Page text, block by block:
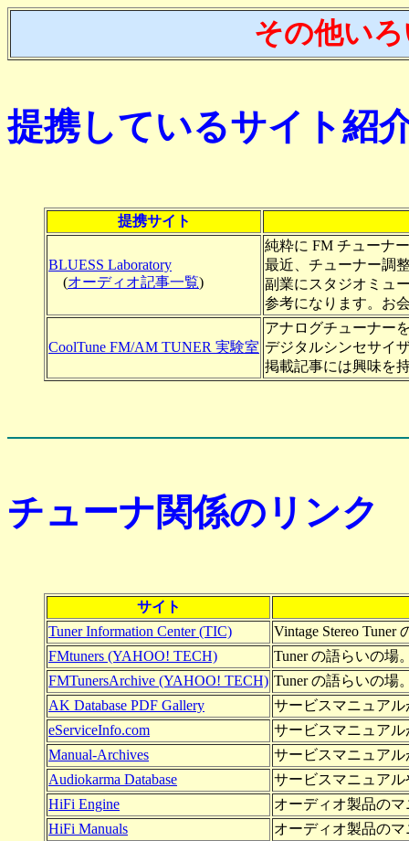
その他い
提携しているサイト紹
提携サイト
BLUESS Laboratory
(オーディオ記事一覧)
純粋に FM チューナ
最近、チューナー調
副業にスタジオミュ
参考になります。お
CoolTune FM/AM TUNER 実験室
アナログチューナー
デジタルシンセサイ
掲載記事には興味を
チューナ関係のリンク
サイト
Tuner Information Center (TIC)
Vintage Stereo Tuner
FMtuners (YAHOO! TECH)
Tuner の語らいの場
FMTunersArchive (YAHOO! TECH) Tuner の語らいの場
AK Database PDF Gallery
サービスマニュア
eServiceInfo.com
サービスマニュア
Manual-Archives
サービスマニュア
Audiokarma Database
サービスマニュア
HiFi Engine
オーディオ製品の
HiFi Manuals
オーディオ製品の